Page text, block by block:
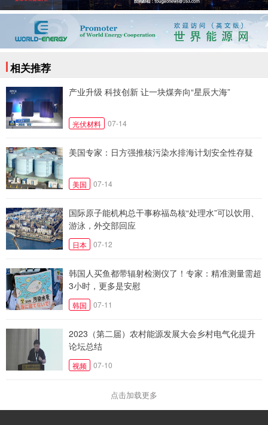
相关推荐
产业升级 科技创新 让一块煤奔向“星辰大海”
光伏材料 07-14
美国专家：日方强推核污染水排海计划安全性存疑
美国 07-14
国际原子能机构总干事称福岛核“处理水”可以饮用、
游泳，外交部回应
日本 07-12
韩国人买鱼都带辐射检测仪了！专家：精准测量需超
3小时，更多是安慰
韩国 07-11
2023（第二届）农村能源发展大会乡村电气化提升
论坛总结
视频 07-10
点击加载更多